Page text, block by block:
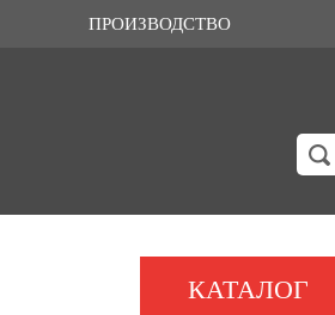
ПРОИЗВОДСТВО
КАТАЛОГ